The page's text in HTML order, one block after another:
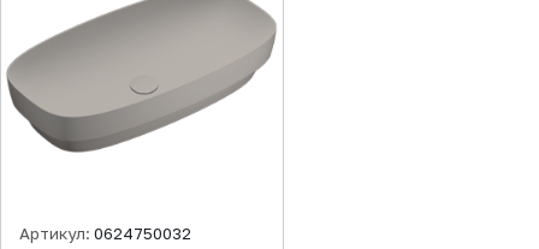
Артикул: 0624750032